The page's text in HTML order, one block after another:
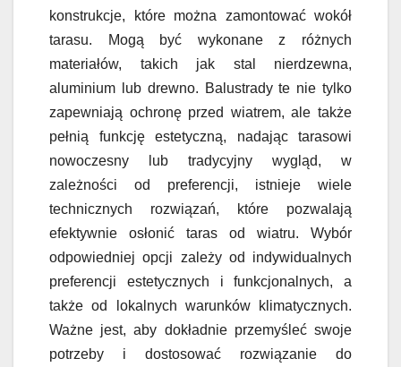
konstrukcje, które można zamontować wokół
tarasu. Mogą być wykonane z różnych
materiałów, takich jak stal nierdzewna,
aluminium lub drewno. Balustrady te nie tylko
zapewniają ochronę przed wiatrem, ale także
pełnią funkcję estetyczną, nadając tarasowi
nowoczesny lub tradycyjny wygląd, w
zależności od preferencji, istnieje wiele
technicznych rozwiązań, które pozwalają
efektywnie osłonić taras od wiatru. Wybór
odpowiedniej opcji zależy od indywidualnych
preferencji estetycznych i funkcjonalnych, a
także od lokalnych warunków klimatycznych.
Ważne jest, aby dokładnie przemyśleć swoje
potrzeby i dostosować rozwiązanie do